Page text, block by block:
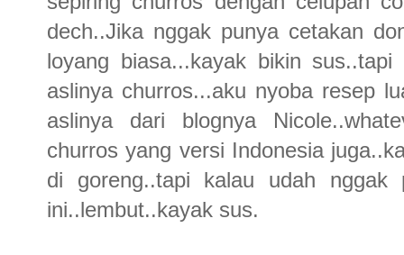
dech..Jika nggak punya cetakan
loyang biasa...kayak bikin
aslinya churros...aku nyoba resep
aslinya dari blognya
churros yang versi Indonesia
di goreng..tapi kalau udah nggak
ini..lembut..kayak sus.